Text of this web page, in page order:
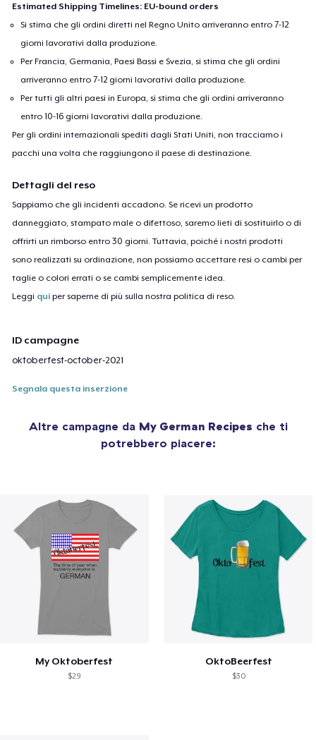
Estimated Shipping Timelines: EU-bound orders
Si stima che gli ordini diretti nel Regno Unito arriveranno entro 7-12
giorni lavorativi dalla produzione.
Per Francia, Germania, Paesi Bassi e Svezia, si stima che gli ordini
arriveranno entro 7-12 giorni lavorativi dalla produzione.
Per tutti gli altri paesi in Europa, si stima che gli ordini arriveranno
entro 10-16 giorni lavorativi dalla produzione.
Per gli ordini internazionali spediti dagli Stati Uniti, non tracciamo i
pacchi una volta che raggiungono il paese di destinazione.
Dettagli del reso
Sappiamo che gli incidenti accadono. Se ricevi un prodotto
danneggiato, stampato male o difettoso, saremo lieti di sostituirlo o di
offrirti un rimborso entro 30 giorni. Tuttavia, poiché i nostri prodotti
sono realizzati su ordinazione, non possiamo accettare resi o cambi per
taglie o colori errati o se cambi semplicemente idea.
Leggi qui per saperne di più sulla nostra politica di reso.
ID campagne
oktoberfest-october-2021
Segnala questa inserzione
Altre campagne da My German Recipes che ti
potrebbero piacere:
My Oktoberfest
$29
OktoBeerfest
$30